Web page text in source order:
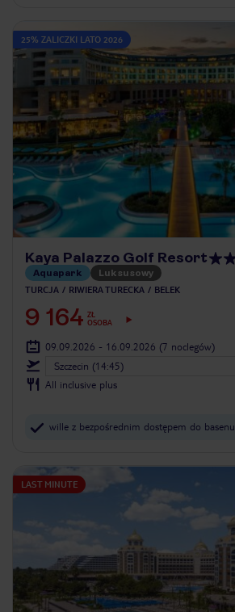
25% ZALICZKI LATO 2026
Kaya Palazzo Golf Resort
Aquapark Luksusowy
TURCJA RIWIERA TURECKA BELEK
9 164 ZŁ
OSOBA
09.09.2026 - 16.09.2026 (7 noclegów)
Szczecin (14:45)
All inclusive plus
wille z bezpośrednim dostępem do basenu
LAST MINUTE